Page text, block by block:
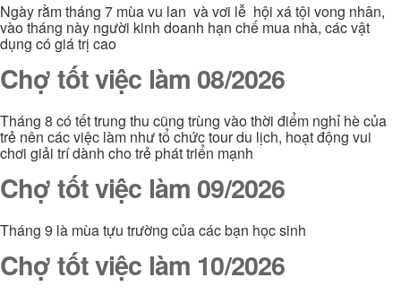
Ngày rằm tháng 7 mùa vu lan và vơi lễ hội xá tội vong nhân,
vào tháng này người kinh doanh hạn chế mua nhà, các vật
dụng có giá trị cao
Chợ tốt việc làm 08/2026
Tháng 8 có tết trung thu cũng trùng vào thời điểm nghỉ hè của
trẻ nên các việc làm như tổ chức tour du lịch, hoạt động vui
chơi giải trí dành cho trẻ phát triển mạnh
Chợ tốt việc làm 09/2026
Tháng 9 là mùa tựu trường của các bạn học sinh
Chợ tốt việc làm 10/2026